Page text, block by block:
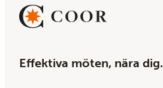
Effektiva möten, nära dig.